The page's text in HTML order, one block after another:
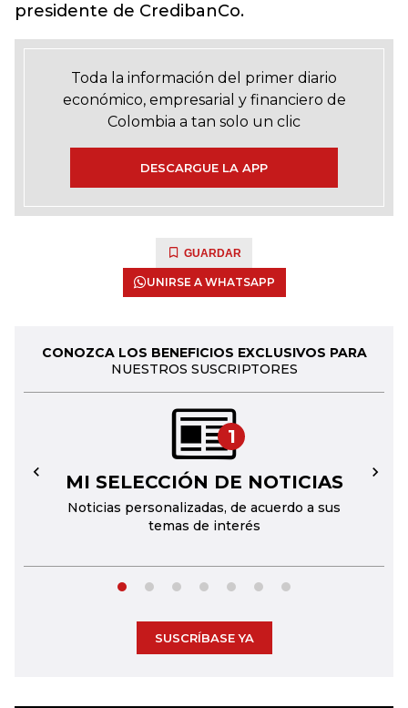
presidente de CredibanCo.
Toda la información del primer diario
económico, empresarial y financiero de
Colombia a tan solo un clic
DESCARGUE LA APP
GUARDAR
UNIRSE A WHATSAPP
CONOZCA LOS BENEFICIOS EXCLUSIVOS PARA
NUESTROS SUSCRIPTORES
1
MI SELECCIÓN DE NOTICIAS
Noticias personalizadas, de acuerdo a sus
temas de interés
← →
SUSCRÍBASE YA